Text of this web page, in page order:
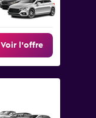
Voir l’offre